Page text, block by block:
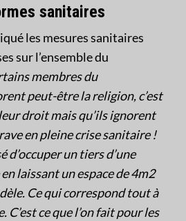
sanitaires
les mesures sanitaires
sur l’ensemble du
membres du
peut-être la religion, c’est
droit mais qu’ils ignorent
en pleine crise sanitaire !
d’occuper un tiers d’une
laissant un espace de 4m2
Ce qui correspond tout à
C’est ce que l’on fait pour les